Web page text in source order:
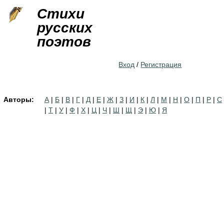
Стихи
русских
поэтов
Вход / Регистрация
Авторы: А | Б | В | Г | Д | Е | Ж | З | И | К | Л | М | Н | О | П | Р | С
| Т | У | Ф | Х | Ц | Ч | Ш | Щ | Э | Ю | Я